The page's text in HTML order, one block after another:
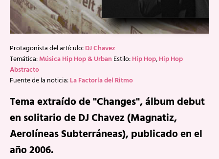
Protagonista del artículo:DJ Chavez
Temática:Música Hip Hop & Urban Estilo:Hip Hop,Hip Hop
Abstracto
Fuente de la noticia:La Factoría del Ritmo
Tema extraído de "Changes", álbum debut
en solitario de DJ Chavez (Magnatiz,
Aerolíneas Subterráneas), publicado en el
año 2006.